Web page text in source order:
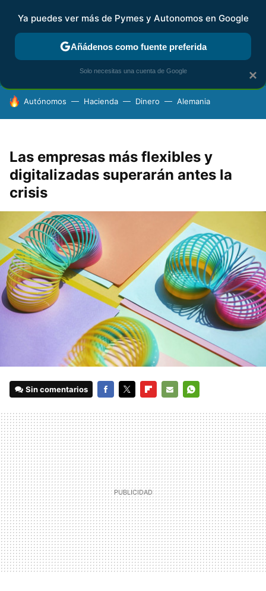
FISCALIDAD Y CONTABILIDAD KIT DIGITAL RENTA
HOY SE HABLA DE
Autónomos Hacienda Dinero Alemania
Las empresas más flexibles y
digitalizadas superarán antes la
crisis
Sin comentarios
MAIL
×
Ya puedes ver más de Pymes y Autonomos en Google
Añádenos como fuente preferida
Solo necesitas una cuenta de Google